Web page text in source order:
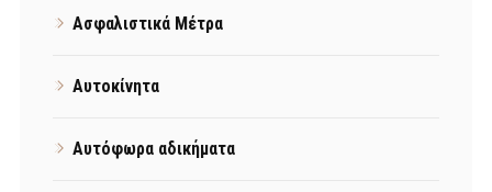
Ασφαλιστικά Μέτρα
Αυτοκίνητα
Αυτόφωρα αδικήματα